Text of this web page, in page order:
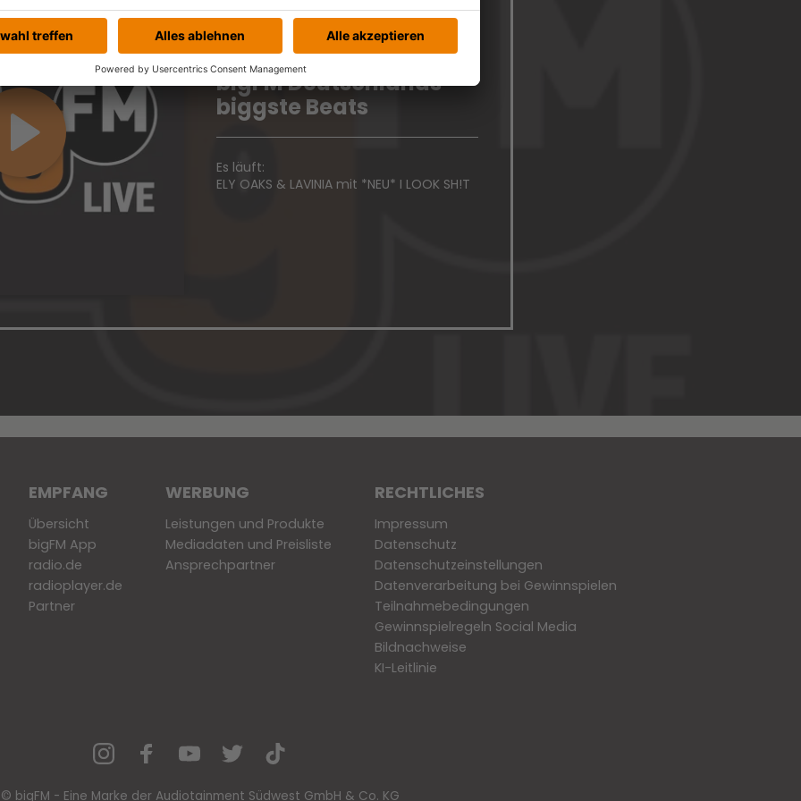
bigFM Deutschlands
biggste Beats
Es läuft:
ELY OAKS & LAVINIA mit *NEU* I LOOK SH!T
EMPFANG
Übersicht
bigFM App
radio.de
radioplayer.de
Partner
WERBUNG
Leistungen und Produkte
Mediadaten und Preisliste
Ansprechpartner
RECHTLICHES
Impressum
Datenschutz
Datenschutzeinstellungen
Datenverarbeitung bei Gewinnspielen
Teilnahmebedingungen
Gewinnspielregeln Social Media
Bildnachweise
KI-Leitlinie
© bigFM - Eine Marke der Audiotainment Südwest GmbH & Co. KG